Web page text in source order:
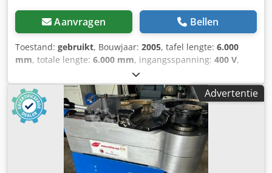
Aanvragen Bellen
Toestand: gebruikt, Bouwjaar: 2005, tafel lengte: 6.000
mm, totale lengte: 6.000 mm, ingangsspanning: 400 V,
Ercolina EB 45 met gereedschap voor buizen in inch-maten
Dcedpjyr H A Iefx Agujk Bezichtigen en demonstratie zijn
mogelijk op afspraak.
Advertentie